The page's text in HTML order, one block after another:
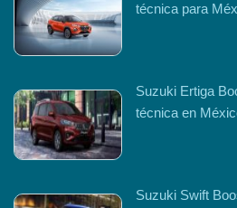
técnica para
Suzuki Ertiga
técnica en
Suzuki Swift